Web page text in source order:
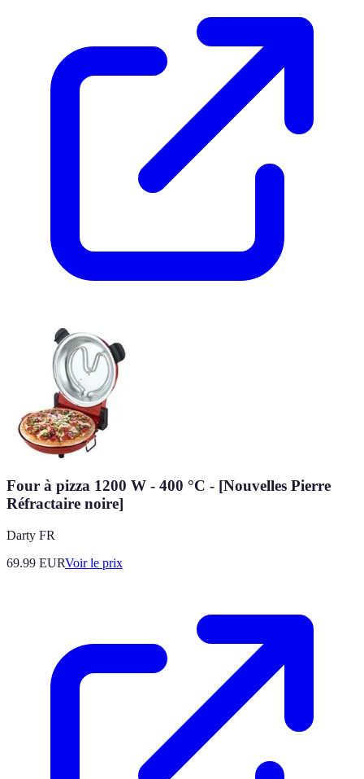
Four à pizza 1200 W - 400 °C - [Nouvelles Pierre
Réfractaire noire]
Darty FR
69.99 EURVoir le prix